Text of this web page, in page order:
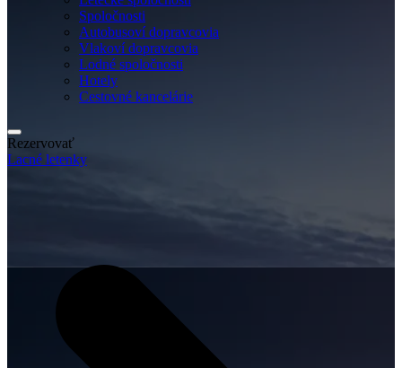
Spoločnosti
Autobusoví dopravcovia
Vlakoví dopravcovia
Lodné spoločnosti
Hotely
Cestovné kancelárie
Rezervovať
Lacné letenky